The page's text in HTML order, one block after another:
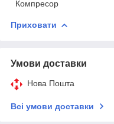
Компресор
Приховати
Умови доставки
Нова Пошта
Всі умови доставки